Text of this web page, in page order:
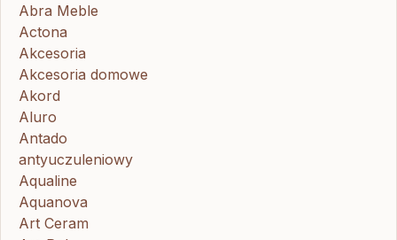
Abra Meble
Actona
Akcesoria
Akcesoria domowe
Akord
Aluro
Antado
antyuczuleniowy
Aqualine
Aquanova
Art Ceram